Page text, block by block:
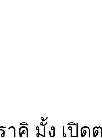
าคิ มั้ง เปิ